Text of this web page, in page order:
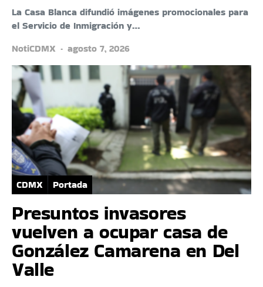
La Casa Blanca difundió imágenes promocionales para
el Servicio de Inmigración y…
NotiCDMX
agosto 7, 2026
CDMX Portada
Presuntos invasores
vuelven a ocupar casa de
González Camarena en Del
Valle